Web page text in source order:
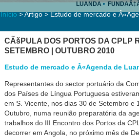
LUANDA
Início> Artigo > Estudo de mercado e
CÃšPULA DOS PORTOS DA CPLP
SETEMBRO | OUTUBRO 2010
Estudo de mercado e Â«Agenda de
Representantes do sector portuário da
dos Países de Língua Portuguesa
em S. Vicente, nos dias 30 de Setembro e
Outubro, numa reunião preparatória da
trabalhos do III Encontro dos Portos da
decorrer em Angola, no próximo mês de